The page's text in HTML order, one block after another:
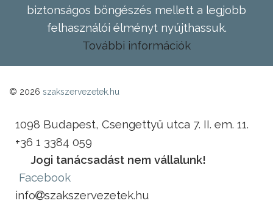
biztonságos böngészés mellett a legjobb
felhasználói élményt nyújthassuk.
További információk
© 2026 szakszervezetek.hu
1098 Budapest, Csengettyű utca 7. II. em. 11.
+36 1 3384 059
Jogi tanácsadást nem vállalunk!
Facebook
info
szakszervezetek.hu